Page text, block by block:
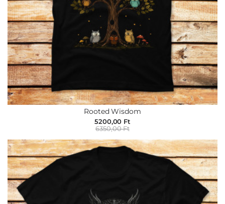
Retró
és
nosztalgia
Vicces
Popkultúra
Kutyák
Bagolyok
Yoga
Pulóver
Rooted Wisdom
5200,00 Ft
6350,00 Ft